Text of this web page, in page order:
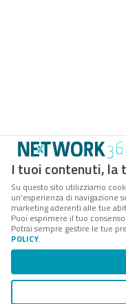
I tuoi contenuti, la
Su questo sito utilizziamo
un’esperienza di
marketing aderenti alle tue
Puoi esprimere il tuo
Potrai sempre gestire le tue
POLICY.